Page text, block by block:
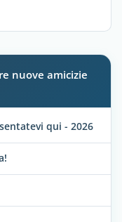
nuove amicizie
qui - 2026